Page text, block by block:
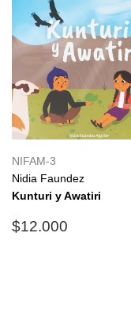
NIFAM-3
Nidia Faundez
Kunturi y Awatiri
Precio
$12.000